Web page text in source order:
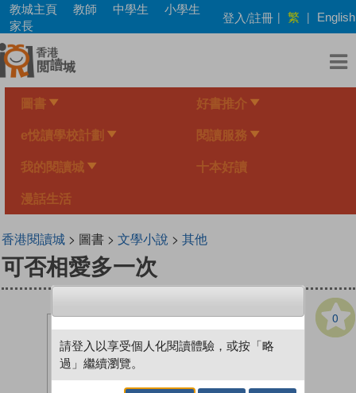
Skip
main
content
教城主頁 教師 中學生
小學生
家長
登入/註冊 | 繁 | English
圖書 好書推介
e悅讀學校計劃 閱讀服務
我的閱讀城 十本好讀
漫話生活
香港閱讀城> 圖書 > 文學小說 > 其他
可否相愛多一次
0
請登入以享受個人化閱讀體驗，或按「略
過」繼續瀏覽。